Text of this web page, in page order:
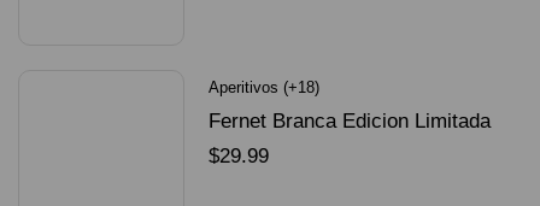
Aperitivos (+18)
Fernet Branca Edicion Limitada
Dorado Mundial
$29.99